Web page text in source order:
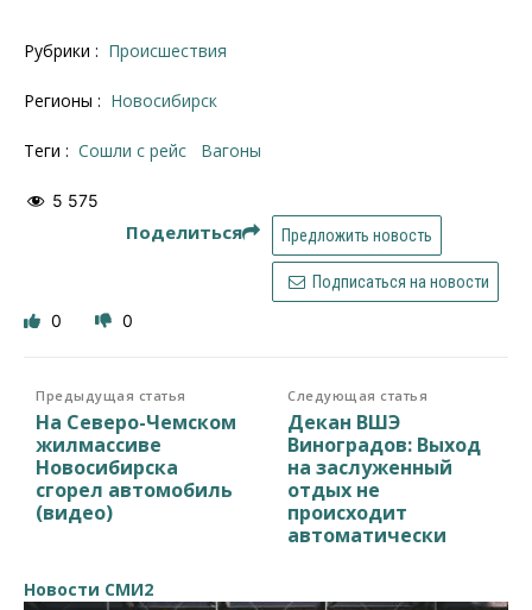
Рубрики : Происшествия
Регионы : Новосибирск
Теги : сошли с рейс вагоны
5 575
Поделиться Предложить новость
Подписаться на новости
0 0
Предыдущая статья
На Северо-Чемском
жилмассиве
Новосибирска
сгорел автомобиль
(видео)
Следующая статья
Декан ВШЭ
Виноградов: Выход
на заслуженный
отдых не
происходит
автоматически
Новости СМИ2